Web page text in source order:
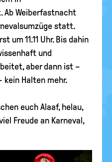
Ab Weiberfastnacht
statt.
um 11.11 Uhr. Bis dahin
und
aber dann ist –
kein Halten mehr.
euch Alaaf, helau,
Freude an Karneval,